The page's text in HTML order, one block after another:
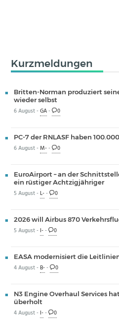
Kurzmeldungen
Britten-Norman produziert
wieder selbst
6 August -GA- 0
PC-7 der RNLASF haben
6 August -M-- 0
EuroAirport – an der
ein rüstiger Achtzigjähriger
5 August -L-- 0
2026 will Airbus 870
5 August - I-- 0
EASA modernisiert die
4 August -B-- 0
N3 Engine Overhaul Services
überholt
4 August - I-- 0